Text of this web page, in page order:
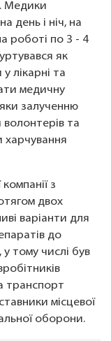
Медики
день і ніч, на
роботі по 3 - 4
як
лікарні та
медичну
залученню
волонтерів та
харчування
з
двох
варіанти для
до
тому числі був
транспорт
місцевої
оборони.